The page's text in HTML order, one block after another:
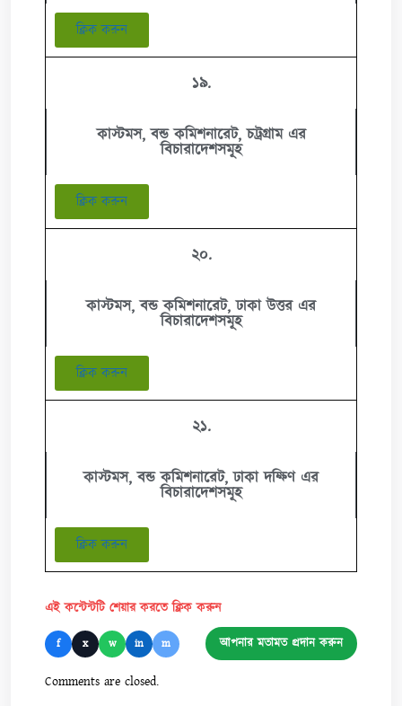
ক্লিক করুন
১৯.
কাস্টমস, বন্ড কমিশনারেট, চট্রগ্রাম এর
বিচারাদেশসমূহ
ক্লিক করুন
২০.
কাস্টমস, বন্ড কমিশনারেট, ঢাকা উত্তর এর
বিচারাদেশসমূহ
ক্লিক করুন
২১.
কাস্টমস, বন্ড কমিশনারেট, ঢাকা দক্ষিণ এর
বিচারাদেশসমূহ
ক্লিক করুন
এই কন্টেন্টটি শেয়ার করতে ক্লিক করুন
f x w in m আপনার মতামত প্রদান করুন
Comments are closed.